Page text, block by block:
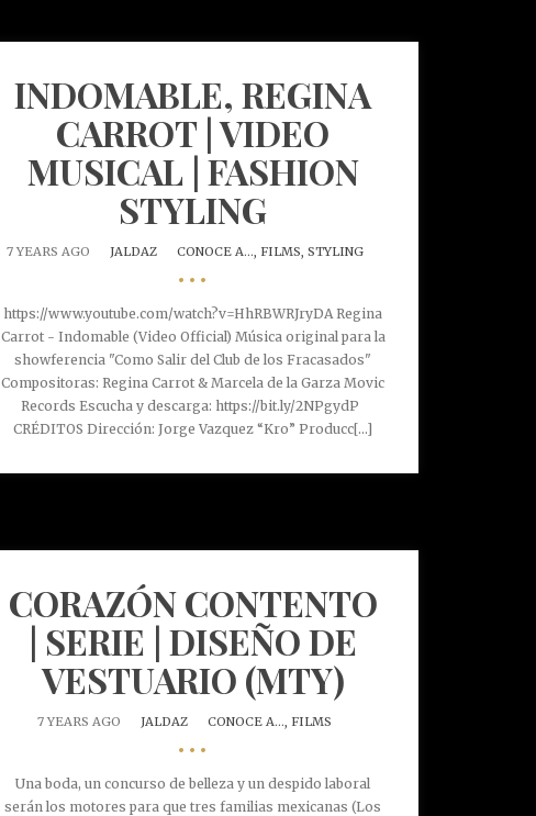
INDOMABLE, REGINA
CARROT | VIDEO
MUSICAL | FASHION
STYLING
7 YEARS AGO JALDAZ CONOCE A..., FILMS, STYLING
•••
https://www.youtube.com/watch?v=HhRBWRJryDA Regina
Carrot - Indomable (Video Official) Música original para la
showferencia "Como Salir del Club de los Fracasados"
Compositoras: Regina Carrot & Marcela de la Garza Movic
Records Escucha y descarga: https://bit.ly/2NPgydP
CRÉDITOS Dirección: Jorge Vazquez “Kro” Producc[...]
CORAZÓN CONTENTO
| SERIE | DISEÑO DE
VESTUARIO (MTY)
7 YEARS AGO JALDAZ CONOCE A..., FILMS
•••
Una boda, un concurso de belleza y un despido laboral
serán los motores para que tres familias mexicanas (Los